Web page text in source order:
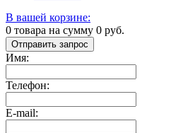
В вашей корзине:
0 товара на сумму 0 руб.
Отправить запрос
Имя:
Телефон:
E-mail: